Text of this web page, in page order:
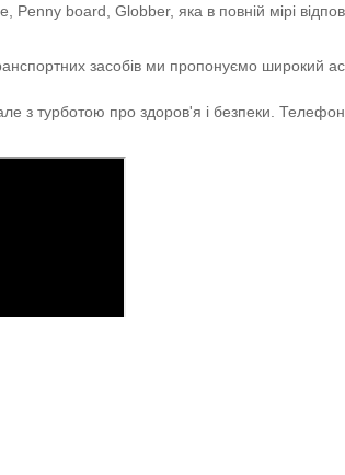
board, Globber, яка в повній мірі
засобів ми пропонуємо широкий
з турботою про здоров'я і безпеки.